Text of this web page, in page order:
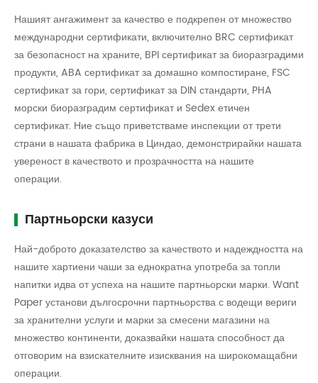
Нашият ангажимент за качество е подкрепен от множество
международни сертификати, включително BRC сертификат
за безопасност на храните, BPI сертификат за биоразградими
продукти, ABA сертификат за домашно компостиране, FSC
сертификат за гори, сертификат за DIN стандарти, PHA
морски биоразградим сертификат и Sedex етичен
сертификат. Ние също приветстваме инспекции от трети
страни в нашата фабрика в Циндао, демонстрирайки нашата
увереност в качеството и прозрачността на нашите
операции.
Партньорски казуси
Най-доброто доказателство за качеството и надеждността на
нашите хартиени чаши за еднократна употреба за топли
напитки идва от успеха на нашите партньорски марки. Want
Paper установи дългосрочни партньорства с водещи вериги
за хранителни услуги и марки за смесени магазини на
множество континенти, доказвайки нашата способност да
отговорим на взискателните изисквания на широкомащабни
операции.